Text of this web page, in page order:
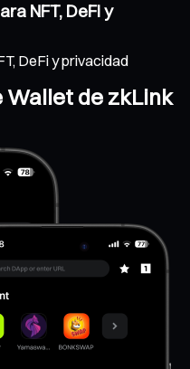
NFT, DeFi y
DeFi y privacidad
Wallet de zkLink